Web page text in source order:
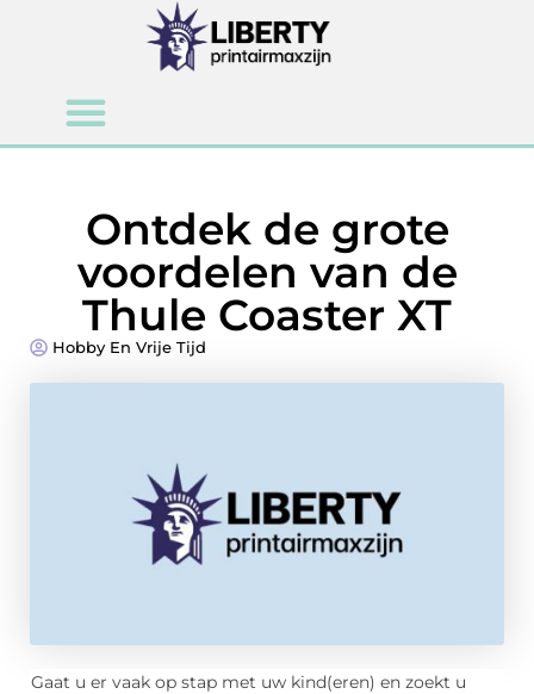
Ontdek de grote
voordelen van de
Thule Coaster XT
Hobby En Vrije Tijd
Gaat u er vaak op stap met uw kind(eren) en zoekt u